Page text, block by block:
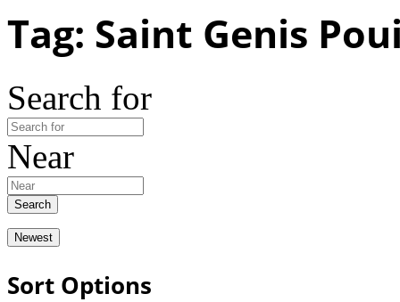
Tag: Saint Genis
Search for
Near
Search
Newest
Sort Options